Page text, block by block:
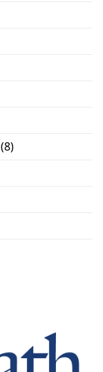
(8)